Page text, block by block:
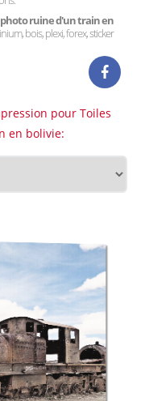
ruine d'un train en
bois, plexi, forex, sticker
pour Toiles
en bolivie: